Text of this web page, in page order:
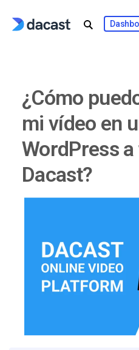
¿Cómo
mi vídeo en
WordPress
Dacast?